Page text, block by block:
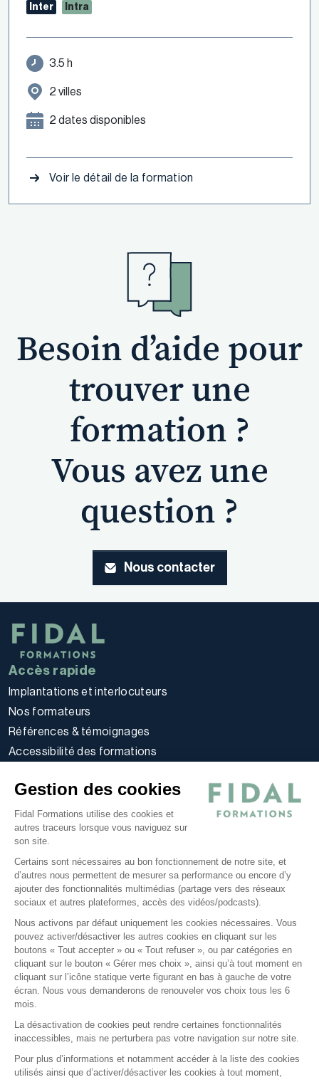
Gestion des cookies
Fidal Formations utilise des cookies et
autres traceurs lorsque vous naviguez sur
son site.
Certains sont nécessaires au bon fonctionnement de notre site, et
d’autres nous permettent de mesurer sa performance ou encore d’y
ajouter des fonctionnalités multimédias (partage vers des réseaux
sociaux et autres plateformes, accès des vidéos/podcasts).
Nous activons par défaut uniquement les cookies nécessaires. Vous
pouvez activer/désactiver les autres cookies en cliquant sur les
boutons « Tout accepter » ou « Tout refuser », ou par catégories en
cliquant sur le bouton « Gérer mes choix », ainsi qu’à tout moment en
cliquant sur l’icône statique verte figurant en bas à gauche de votre
écran. Nous vous demanderons de renouveler vos choix tous les 6
mois.
La désactivation de cookies peut rendre certaines fonctionnalités
inaccessibles, mais ne perturbera pas votre navigation sur notre site.
Pour plus d’informations et notamment accéder à la liste des cookies
utilisés ainsi que d’activer/désactiver les cookies à tout moment,
Inter Intra
3.5 h
2 villes
2 dates disponibles
Voir le détail de la formation
Besoin d’aide pour
trouver une
formation ?
Vous avez une
question ?
Nous contacter
Accès rapide
Implantations et interlocuteurs
Nos formateurs
Références & témoignages
Accessibilité des formations
Politique d’utilisation des cookies
Politique de confidentialité
Conditions générales
Nos offres
E-learning
Formations certifiantes
Formations inter-entreprises
Formations intra-entreprises
Cycles d'actualité
Soyez alerté de nos nouvelles informations
Suivez-nous sur Linkedin